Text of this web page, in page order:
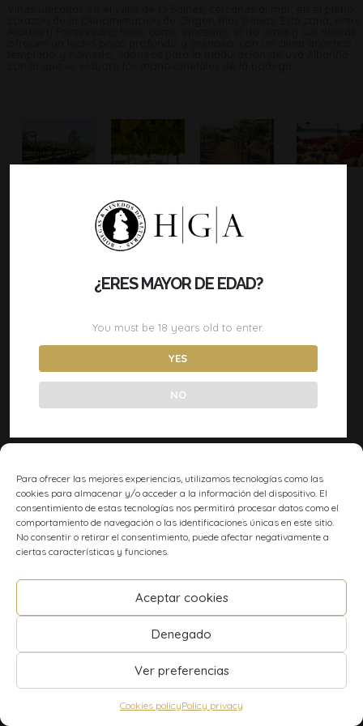
Para ofrecer las mejores experiencias, utilizamos tecnologías como las
cookies para almacenar y/o acceder a la información del dispositivo. El
consentimiento de estas tecnologías nos permitirá procesar datos como el
comportamiento de navegación o las identificaciones únicas en este sitio.
No consentir o retirar el consentimiento, puede afectar negativamente a
ciertas características y funciones.
Aceptar cookies
Denegado
Ver preferencias
Cookies policyPolicy privacy
¿ERES MAYOR DE EDAD?
You must be 18 years old to enter.
YES
NO